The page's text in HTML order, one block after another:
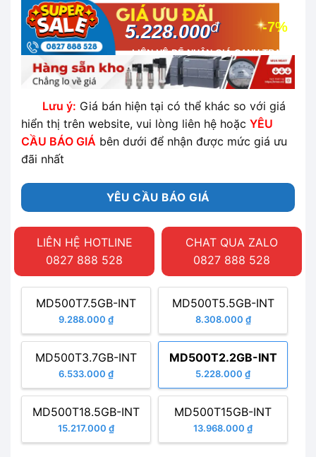
-7%
5.228.000đ
LIÊN HỆ ĐỂ NHẬN GIÁ CẠNH TRANH
NHẤT THỊ TRƯỜNG
Lưu ý: Giá bán hiện tại có thể khác so với giá
hiển thị trên website, vui lòng liên hệ hoặc YÊU
CẦU BÁO GIÁ bên dưới để nhận được mức giá ưu
đãi nhất
YÊU CẦU BÁO GIÁ
LIÊN HỆ HOTLINE
0827 888 528
CHAT QUA ZALO
0827 888 528
MD500T7.5GB-INT
9.288.000 ₫
MD500T5.5GB-INT
8.308.000 ₫
MD500T3.7GB-INT
6.533.000 ₫
MD500T2.2GB-INT
5.228.000 ₫
MD500T18.5GB-INT
15.217.000 ₫
MD500T15GB-INT
13.968.000 ₫